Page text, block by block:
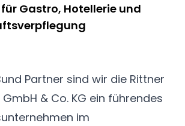
Gastro, Hotellerie und
Partner sind wir die Rittner
& Co. KG ein führendes
im